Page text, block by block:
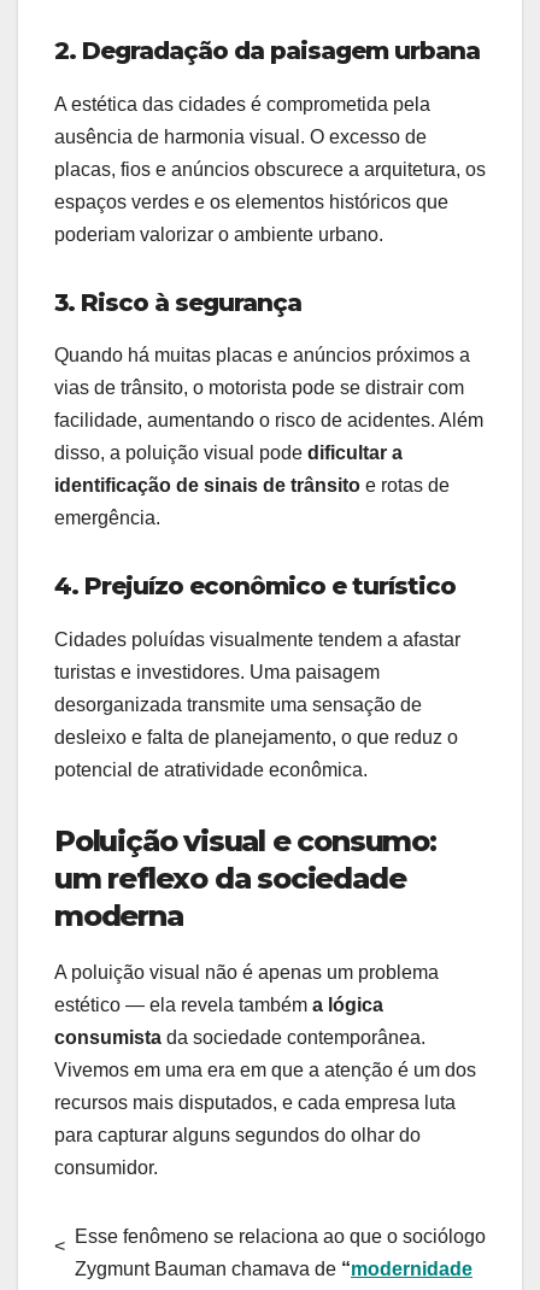
2. Degradação da paisagem urbana
A estética das cidades é comprometida pela
ausência de harmonia visual. O excesso de
placas, fios e anúncios obscurece a arquitetura, os
espaços verdes e os elementos históricos que
poderiam valorizar o ambiente urbano.
3. Risco à segurança
Quando há muitas placas e anúncios próximos a
vias de trânsito, o motorista pode se distrair com
facilidade, aumentando o risco de acidentes. Além
disso, a poluição visual pode dificultar a
identificação de sinais de trânsito e rotas de
emergência.
4. Prejuízo econômico e turístico
Cidades poluídas visualmente tendem a afastar
turistas e investidores. Uma paisagem
desorganizada transmite uma sensação de
desleixo e falta de planejamento, o que reduz o
potencial de atratividade econômica.
Poluição visual e consumo:
um reflexo da sociedade
moderna
A poluição visual não é apenas um problema
estético — ela revela também a lógica
consumista da sociedade contemporânea.
Vivemos em uma era em que a atenção é um dos
recursos mais disputados, e cada empresa luta
para capturar alguns segundos do olhar do
consumidor.
< Esse fenômeno se relaciona ao que o sociólogo
Zygmunt Bauman chamava de “modernidade